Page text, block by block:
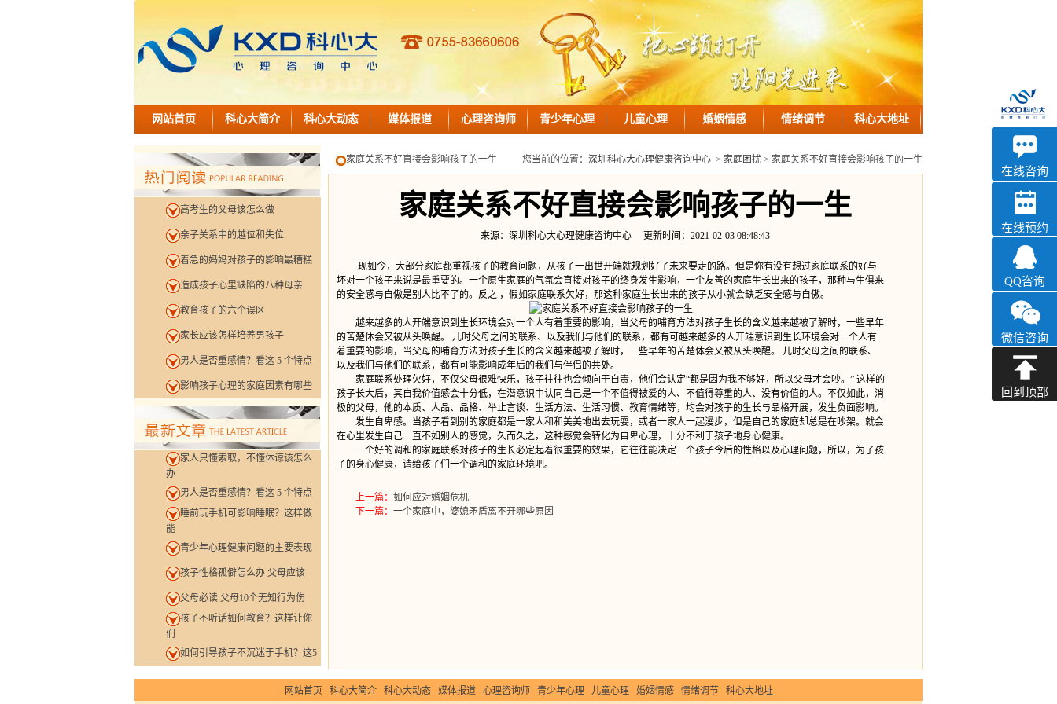
网站首页 科心大简介 科心大动态 媒体报道 心理咨询师 青少年心理 儿童心理 婚姻情感 情绪调节 科心大地址
高考生的父母该怎么做
亲子关系中的越位和失位
着急的妈妈对孩子的影响最糟糕
造成孩子心里缺陷的八种母亲
教育孩子的六个误区
家长应该怎样培养男孩子
男人是否重感情？看这 5 个特点
影响孩子心理的家庭因素有哪些
家人只懂索取，不懂体谅该怎么
办
男人是否重感情？看这 5 个特点
睡前玩手机可影响睡眠？这样做
能
青少年心理健康问题的主要表现
孩子性格孤僻怎么办 父母应该
父母必读 父母10个无知行为伤
孩子不听话如何教育？这样让你
们
如何引导孩子不沉迷于手机？这5
您当前的位置： 深圳科心大心理健康咨询中心 > 家庭困扰 > 家庭关系不好直接会影响孩子的一生
家庭关系不好直接会影响孩子的一生
家庭关系不好直接会影响孩子的一生
来源：深圳科心大心理健康咨询中心 更新时间：2021-02-03 08:48:43
现如今，大部分家庭都重视孩子的教育问题，从孩子一出世开端就规划好了未来要走的路。但是你有没有想过家庭联系的好与
坏对一个孩子来说是最重要的。一个原生家庭的气氛会直接对孩子的终身发生影响，一个友善的家庭生长出来的孩子，那种与生俱来
的安全感与自傲是别人比不了的。反之 ，假如家庭联系欠好，那这种家庭生长出来的孩子从小就会缺乏安全感与自傲。
越来越多的人开端意识到生长环境会对一个人有着重要的影响，当父母的哺育方法对孩子生长的含义越来越被了解时，一些早年
的苦楚体会又被从头唤醒。 儿时父母之间的联系、以及我们与他们的联系，都有可越来越多的人开端意识到生长环境会对一个人有
着重要的影响，当父母的哺育方法对孩子生长的含义越来越被了解时，一些早年的苦楚体会又被从头唤醒。 儿时父母之间的联系、
以及我们与他们的联系，都有可能影响成年后的我们与伴侣的共处。
家庭联系处理欠好，不仅父母很难快乐，孩子往往也会倾向于自责，他们会认定“都是因为我不够好，所以父母才会吵。” 这样的
孩子长大后，其自我价值感会十分低，在潜意识中认同自己是一个不值得被爱的人、不值得尊重的人、没有价值的人。不仅如此，消
极的父母，他的本质、人品、品格、举止言谈、生活方法、生活习惯、教育情绪等，均会对孩子的生长与品格开展，发生负面影响。
发生自卑感。当孩子看到别的家庭都是一家人和和美美地出去玩耍，或者一家人一起漫步，但是自己的家庭却总是在吵架。就会
在心里发生自己一直不如别人的感觉，久而久之，这种感觉会转化为自卑心理，十分不利于孩子地身心健康。
一个好的调和的家庭联系对孩子的生长必定起着很重要的效果，它往往能决定一个孩子今后的性格以及心理问题，所以，为了孩
子的身心健康，请给孩子们一个调和的家庭环境吧。
上一篇： 如何应对婚姻危机
下一篇： 一个家庭中，婆媳矛盾离不开哪些原因
网站首页 科心大简介 科心大动态 媒体报道 心理咨询师 青少年心理 儿童心理 婚姻情感 情绪调节 科心大地址
优眠
心理咨询
在线咨询
在线预约
QQ咨询
微信咨询
回到顶部